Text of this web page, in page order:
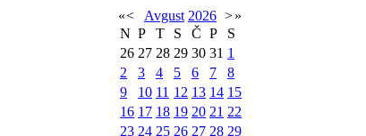
«< Avgust 2026 >»
N P T S Č P
S
26 27 28 29 30 31 1
2
3 4 5 6 7
8
9
10 11 12 13 14 15
16 17 18 19 20 21 22
23 24 25 26 27 28 29